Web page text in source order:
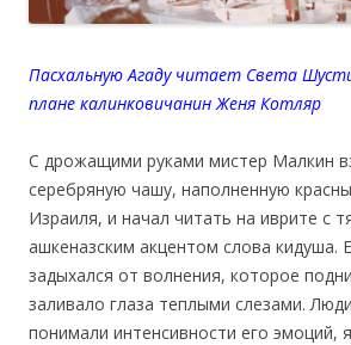
Пасхальную Агаду читает Света
плане калинковичанин Женя Котляр
С дрожащими руками мистер Малкин
серебряную чашу, наполненную
Израиля, и начал читать на иврите с
ашкеназским акцентом слова кидуша.
задыхался от волнения, которое
заливало глаза теплыми слезами.
понимали интенсивности его эмоций,